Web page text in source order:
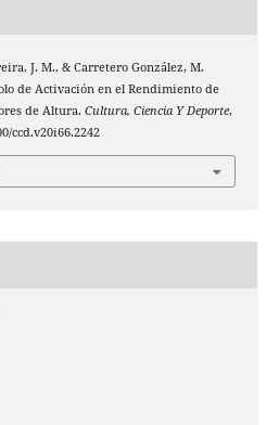
J. M., & Carretero González, M.
de Activación en el Rendimiento de
de Altura. Cultura, Ciencia Y Deporte,
ccd.v20i66.2242